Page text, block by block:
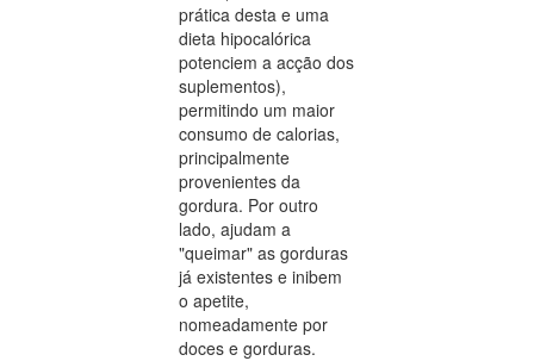
prática desta e uma
dieta hipocalórica
potenciem a acção dos
suplementos),
permitindo um maior
consumo de calorias,
principalmente
provenientes da
gordura. Por outro
lado, ajudam a
"queimar" as gorduras
já existentes e inibem
o apetite,
nomeadamente por
doces e gorduras.